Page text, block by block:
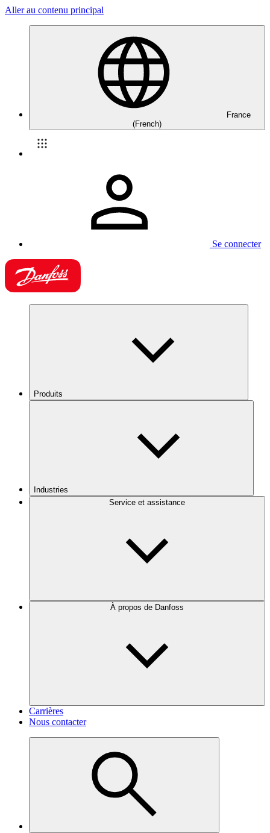
Aller au contenu principal
France
(French)
Se connecter
Produits
Industries
Service et assistance
À propos de Danfoss
Carrières
Nous contacter